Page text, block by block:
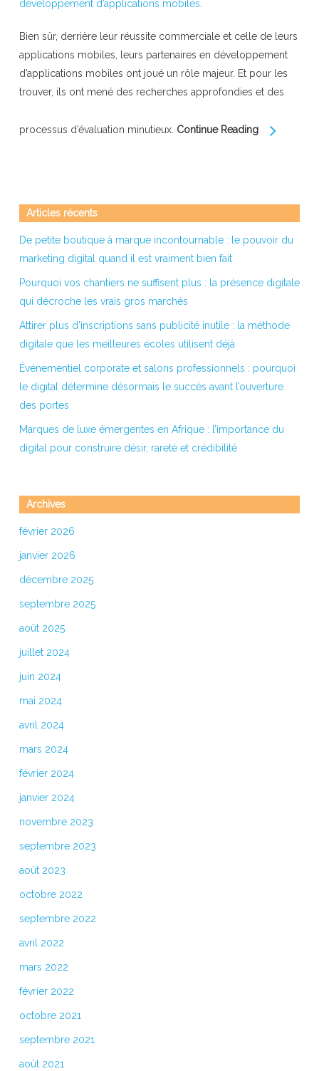
développement d’applications mobiles
Bien sûr, derrière leur réussite commerciale et celle de leurs
applications mobiles, leurs partenaires en développement
d’applications mobiles ont joué un rôle majeur. Et pour les
trouver, ils ont mené des recherches approfondies et des
processus d’évaluation minutieux. Continue Reading
Articles récents
De petite boutique à marque incontournable : le pouvoir du
marketing digital quand il est vraiment bien fait
Pourquoi vos chantiers ne suffisent plus : la présence digitale
qui décroche les vrais gros marchés
Attirer plus d’inscriptions sans publicité inutile : la méthode
digitale que les meilleures écoles utilisent déjà
Événementiel corporate et salons professionnels : pourquoi
le digital détermine désormais le succès avant l’ouverture
des portes
Marques de luxe émergentes en Afrique : l’importance du
digital pour construire désir, rareté et crédibilité
Archives
février 2026
janvier 2026
décembre 2025
septembre 2025
août 2025
juillet 2024
juin 2024
mai 2024
avril 2024
mars 2024
février 2024
janvier 2024
novembre 2023
septembre 2023
août 2023
octobre 2022
septembre 2022
avril 2022
mars 2022
février 2022
octobre 2021
septembre 2021
août 2021